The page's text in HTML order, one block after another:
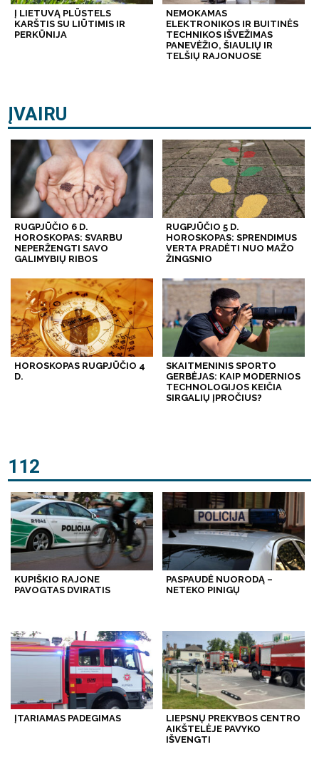
Į LIETUVĄ PLŪSTELS
KARŠTIS SU LIŪTIMIS IR
PERKŪNIJA
NEMOKAMAS
ELEKTRONIKOS IR BUITINĖS
TECHNIKOS IŠVEŽIMAS
PANEVĖŽIO, ŠIAULIŲ IR
TELŠIŲ RAJONUOSE
ĮVAIRU
RUGPJŪČIO 6 D.
HOROSKOPAS: SVARBU
NEPERŽENGTI SAVO
GALIMYBIŲ RIBOS
RUGPJŪČIO 5 D.
HOROSKOPAS: SPRENDIMUS
VERTA PRADĖTI NUO MAŽO
ŽINGSNIO
HOROSKOPAS RUGPJŪČIO 4
D.
SKAITMENINIS SPORTO
GERBĖJAS: KAIP MODERNIOS
TECHNOLOGIJOS KEIČIA
SIRGALIŲ ĮPROČIUS?
112
KUPIŠKIO RAJONE
PAVOGTAS DVIRATIS
PASPAUDĖ NUORODĄ –
NETEKO PINIGŲ
ĮTARIAMAS PADEGIMAS
LIEPSNŲ PREKYBOS CENTRO
AIKŠTELĖJE PAVYKO
IŠVENGTI